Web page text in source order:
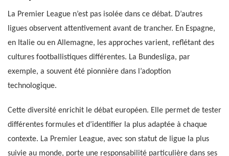
La Premier League n’est pas isolée dans ce débat. D’autres
ligues observent attentivement avant de trancher. En Espagne,
en Italie ou en Allemagne, les approches varient, reflétant des
cultures footballistiques différentes. La Bundesliga, par
exemple, a souvent été pionnière dans l’adoption
technologique.
Cette diversité enrichit le débat européen. Elle permet de tester
différentes formules et d’identifier la plus adaptée à chaque
contexte. La Premier League, avec son statut de ligue la plus
suivie au monde, porte une responsabilité particulière dans ses